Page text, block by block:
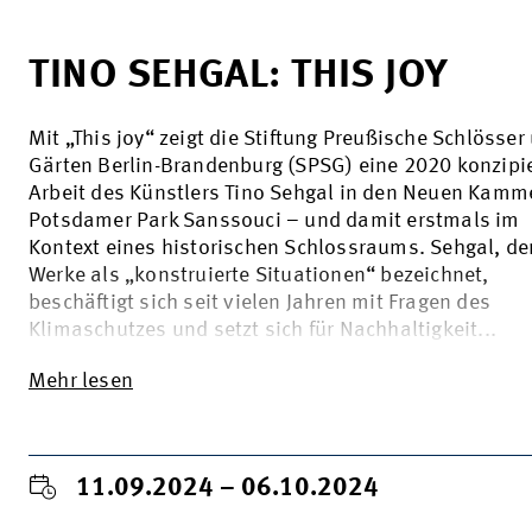
TINO SEHGAL: THIS JOY
Mit „This joy“ zeigt die Stiftung Preußische Schlösser
Gärten Berlin-Brandenburg (SPSG) eine 2020
Arbeit des Künstlers Tino Sehgal in den Neuen
Potsdamer Park Sanssouci – und damit erstmals im
Kontext eines historischen Schlossraums. Sehgal,
Werke als „konstruierte Situationen“ bezeichnet,
beschäftigt sich seit vielen Jahren mit Fragen des
Klimaschutzes und setzt sich für Nachhaltigkeit...
Mehr lesen
11.09.2024 – 06.10.2024